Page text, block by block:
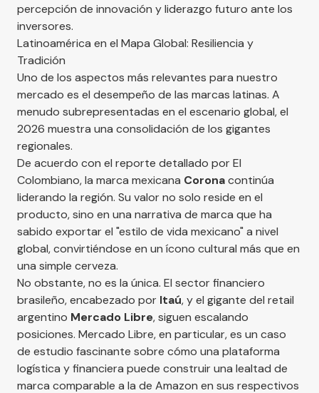
percepción de innovación y liderazgo futuro ante los
inversores.
Latinoamérica en el Mapa Global: Resiliencia y
Tradición
Uno de los aspectos más relevantes para nuestro
mercado es el desempeño de las marcas latinas. A
menudo subrepresentadas en el escenario global, el
2026 muestra una consolidación de los gigantes
regionales.
De acuerdo con el reporte detallado porEl
Colombiano, la marca mexicana Coronacontinúa
liderando la región. Su valor no solo reside en el
producto, sino en una narrativa de marca que ha
sabido exportar el "estilo de vida mexicano" a nivel
global, convirtiéndose en un ícono cultural más que en
una simple cerveza.
No obstante, no es la única. El sector financiero
brasileño, encabezado por Itaú, y el gigante del retail
argentino Mercado Libre, siguen escalando
posiciones. Mercado Libre, en particular, es un caso
de estudio fascinante sobre cómo una plataforma
logística y financiera puede construir una lealtad de
marca comparable a la de Amazon en sus respectivos